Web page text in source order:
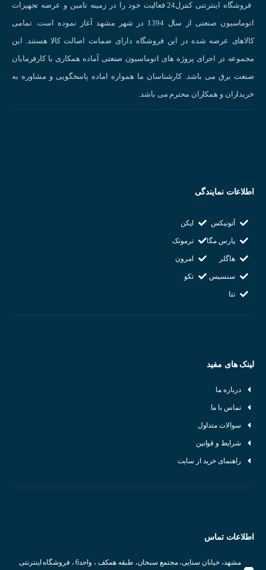
فروشگاه اینترنتی کنترل24 فعالیت خود را در زمینه تامین و عرضه تجهیزات
اتوماسیون صنعتی از سال 1394 در شهر مشهد آغاز نموده است. تمامی
کالاهای عرضه شده در این فروشگاه دارای ضمانت اصالت کالا هستند. این
مجموعه در اجرای پروژه های اتوماسیون صنعتی آماده همکاری با کارفرمایان
صنعت برق می باشد. کارشناسان ما همواره اماده پاسخگویی و مشاوره به
خریداران و همکاران محترم می باشد.
اطلاعات نمایندگی
آتونیکس
پارس مگا
هاگلر
سنسیس
تتا
اپکن
ترموتک
امرون
تکو
لینک های مفید
درباره ما
تماس با ما
سوالات متداول
شرایط و قوانین
راهنمای خرید از سایت
اطلاعات تماس
مشهد، خیابان سنایی، مجتمع سبحان، طبقه همکف ، واحد6 ، فروشگاه اینترنتی